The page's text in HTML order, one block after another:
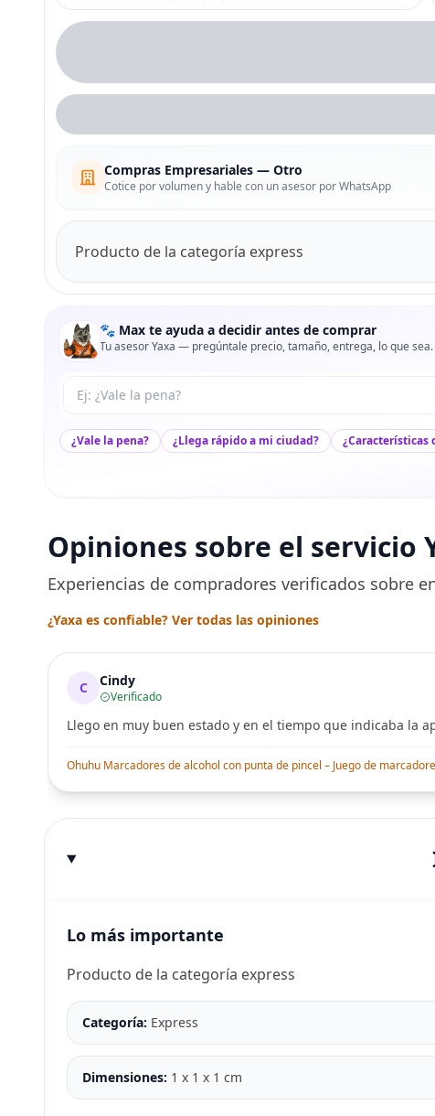
Compras Empresariales — Otro
Cotice por volumen y hable con un asesor por WhatsApp
Producto de la categoría express
🐾 Max te ayuda a decidir antes de comprar
Tu asesor Yaxa — pregúntale precio, tamaño, entrega, lo que sea.
Tu pregunta a Max
¿Vale la pena? ¿Llega rápido a mi ciudad? ¿Características
Opiniones sobre el servicio
Experiencias de compradores verificados sobre
¿Yaxa es confiable? Ver todas las opiniones
C Cindy
Verificado
Llego en muy buen estado y en el tiempo que indicaba la
Ohuhu Marcadores de alcohol con punta de pincel – Juego de
Lo más importante
Producto de la categoría express
Categoría: Express
Dimensiones: 1 x 1 x 1 cm